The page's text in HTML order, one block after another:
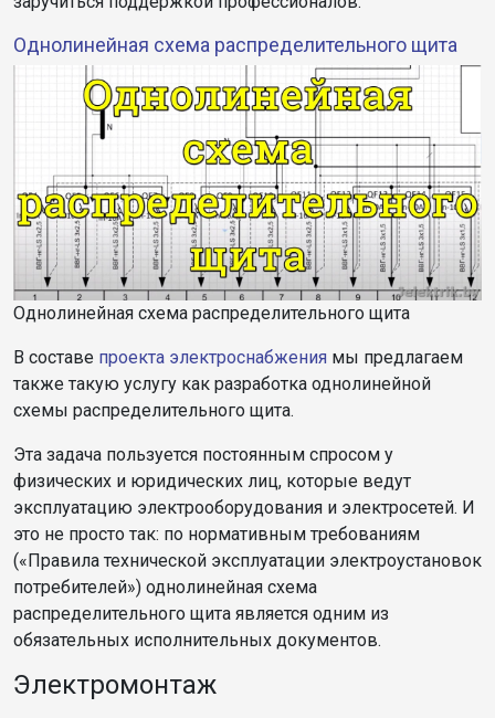
Однолинейная схема распределительного щита
Однолинейная схема распределительного щита
В составе проекта электроснабжения мы предлагаем
также такую услугу как разработка однолинейной
схемы распределительного щита.
Эта задача пользуется постоянным спросом у
физических и юридических лиц, которые ведут
эксплуатацию электрооборудования и электросетей. И
это не просто так: по нормативным требованиям
(«Правила технической эксплуатации электроустановок
потребителей») однолинейная схема
распределительного щита является одним из
обязательных исполнительных документов.
Электромонтаж